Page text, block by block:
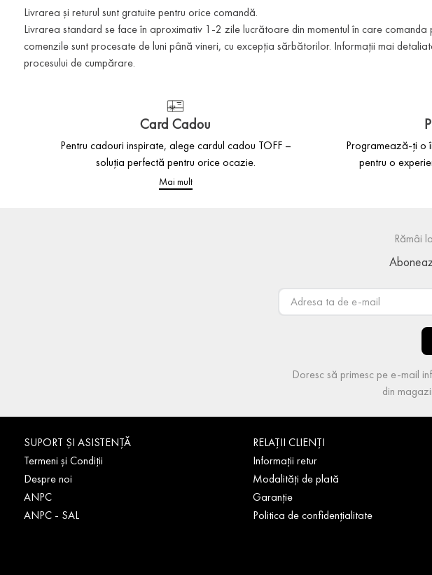
Livrarea și returul sunt gratuite pentru orice comandă.
Livrarea standard se face în aproximativ 1-2 zile lucrătoare din momentul în care comanda
comenzile sunt procesate de luni până vineri, cu excepția sărbătorilor. Informații mai
procesului de cumpărare.
Card Cadou
Pentru cadouri inspirate, alege cardul cadou TOFF –
soluția perfectă pentru orice ocazie.
Mai mult
Programează-ți o
pentru o
Rămâi
Doresc să primesc pe e-mail
din
SUPORT ȘI ASISTENȚĂ
Termeni și Condiții
Despre noi
ANPC
ANPC - SAL
RELAȚII CLIENȚI
Informații retur
Modalități de plată
Garanție
Politica de confidențialitate